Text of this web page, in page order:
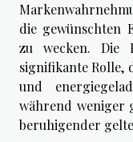
die gewünschten
zu wecken. Die
signifikante Rolle,
und
während weniger
beruhigender